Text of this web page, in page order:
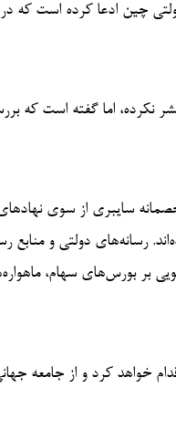
ادعا کرده است که در
نکرده، اما گفته است که
سایبری از سوی نهادهای
رسانه‌های دولتی و
بر بورس‌های سهام،
خواهد کرد و از جامعه